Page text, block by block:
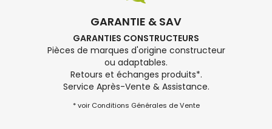
GARANTIE & SAV
GARANTIES CONSTRUCTEURS
Pièces de marques d'origine constructeur
ou adaptables.
Retours et échanges produits*.
Service Après-Vente & Assistance.
* voir Conditions Générales de Vente